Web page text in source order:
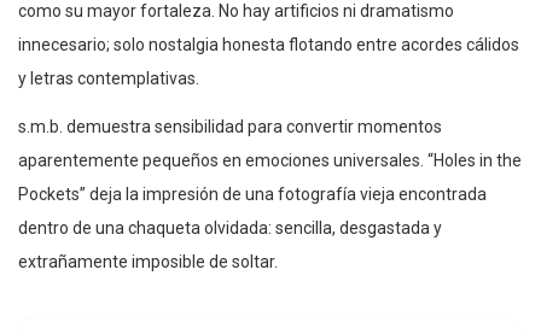
como su mayor fortaleza. No hay artificios ni dramatismo
innecesario; solo nostalgia honesta flotando entre acordes cálidos
y letras contemplativas.
s.m.b. demuestra sensibilidad para convertir momentos
aparentemente pequeños en emociones universales. “Holes in the
Pockets” deja la impresión de una fotografía vieja encontrada
dentro de una chaqueta olvidada: sencilla, desgastada y
extrañamente imposible de soltar.